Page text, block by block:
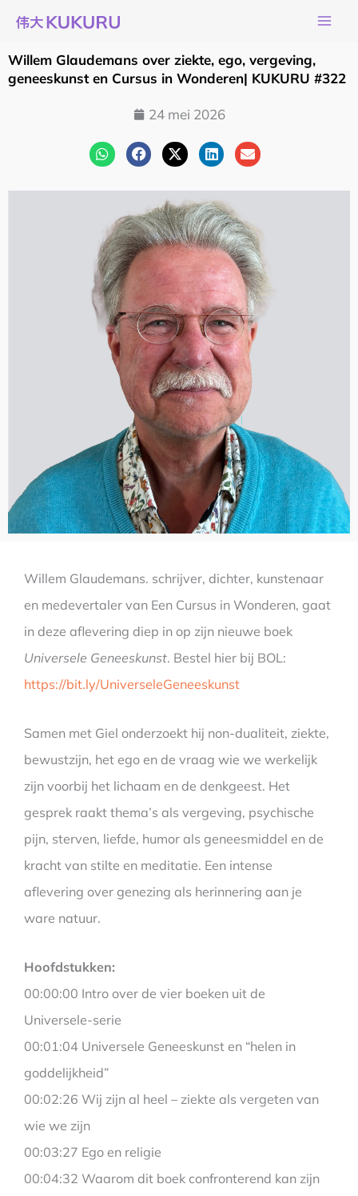
naar
de
inhoud
Willem Glaudemans over ziekte, ego, vergeving,
geneeskunst en Cursus in Wonderen| KUKURU #322
24 mei 2026
Willem Glaudemans. schrijver, dichter, kunstenaar
en medevertaler van Een Cursus in Wonderen, gaat
in deze aflevering diep in op zijn nieuwe boek
Universele Geneeskunst. Bestel hier bij BOL:
https://bit.ly/UniverseleGeneeskunst
Samen met Giel onderzoekt hij non-dualiteit, ziekte,
bewustzijn, het ego en de vraag wie we werkelijk
zijn voorbij het lichaam en de denkgeest. Het
gesprek raakt thema’s als vergeving, psychische
pijn, sterven, liefde, humor als geneesmiddel en de
kracht van stilte en meditatie. Een intense
aflevering over genezing als herinnering aan je
ware natuur.
Hoofdstukken:
00:00:00 Intro over de vier boeken uit de
Universele-serie
00:01:04 Universele Geneeskunst en “helen in
goddelijkheid”
00:02:26 Wij zijn al heel – ziekte als vergeten van
wie we zijn
00:03:27 Ego en religie
00:04:32 Waarom dit boek confronterend kan zijn